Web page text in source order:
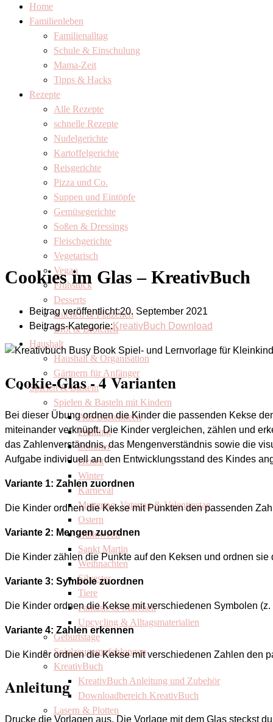
Home
Familienleben
Familienalltag
Schule & Einschulung
Mama-Zeit
Tipps & Hacks
Rezepte
Alle Rezepte
schnelle Rezepte
Nudelgerichte
Kartoffelgerichte
Reisgerichte
Pizza und Co.
Suppen und Eintöpfe
Gemüsegerichte
Soßen & Dressings
Fleischgerichte
Vegetarisch
Vegan
Frühstück
Desserts
Kuchen & Plätzchen
Brot & Brötchen
Haushalt
Haushalt & Organisation
Gärtnern für Anfänger
Spielen & Basteln
Spielen & Basteln mit Kindern
Alle Bastelideen
Frühling
Sommer
Herbst
Winter
Karneval
Muttertag, Vatertag & Valentinstag
Ostern
Halloween
Sankt Martin
Weihnachten
Silvester
Tiere
Fantasie & Märchen
Upcycling & Alltagsmaterialien
Geburtstage
Spielzeugempfehlungen
KreativBuch
KreativBuch Anleitung und Zubehör
Downloadbereich KreativBuch
Lasern & Plotten
Cookies im Glas – KreativBuch
Beitrag veröffentlicht:20. September 2021
Beitrags-Kategorie:KreativBuch Download
Cookie-Glas - 4 Varianten
Bei dieser Übung ordnen die Kinder die passenden Kekse
miteinander verknüpft. Die Kinder vergleichen, zählen und
das Zahlenverständnis, das Mengenverständnis sowie die
Aufgabe individuell an den Entwicklungsstand des Kindes
Variante 1: Zahlen zuordnen
Die Kinder ordnen die Kekse mit Punkten den passenden
Variante 2: Mengen zuordnen
Die Kinder zählen die Punkte auf den Keksen und ordnen
Variante 3: Symbole zuordnen
Die Kinder ordnen die Kekse mit verschiedenen Symbolen
Variante 4: Zahlen erkennen
Die Kinder ordnen die Kekse mit verschiedenen Zahlen den
Anleitung
Drucke die Vorlagen aus. Die Vorlage mit dem Glas steckst